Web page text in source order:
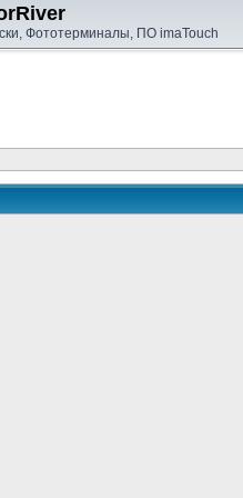
Фототерминалы, ПО imaTouch